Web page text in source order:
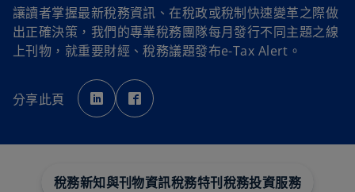
讓讀者掌握最新稅務資訊、在稅政或稅制快速變革之際做
出正確決策，我們的專業稅務團隊每月發行不同主題之線
上刊物，就重要財經、稅務議題發布e-Tax Alert。
分享此頁
在
新
標
籤
新
標
稅務新知與刊物資訊稅務特刊 稅務投資服務